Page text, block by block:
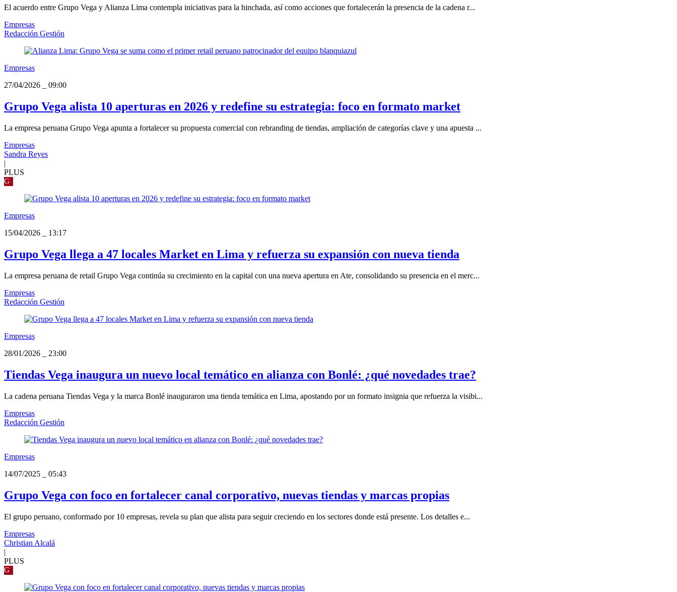
El acuerdo entre Grupo Vega y Alianza Lima contempla iniciativas para la hinchada, así como acciones que fortalecerán la presencia de la cadena r...
Empresas
Redacción Gestión
Empresas
27/04/2026
09:00
Grupo Vega alista 10 aperturas en 2026 y redefine su estrategia: foco en formato market
La empresa peruana Grupo Vega apunta a fortalecer su propuesta comercial con rebranding de tiendas, ampliación de categorías clave y una apuesta ...
Empresas
Sandra Reyes
|
PLUS
G
Empresas
15/04/2026
13:17
Grupo Vega llega a 47 locales Market en Lima y refuerza su expansión con nueva tienda
La empresa peruana de retail Grupo Vega continúa su crecimiento en la capital con una nueva apertura en Ate, consolidando su presencia en el merc...
Empresas
Redacción Gestión
Empresas
28/01/2026
23:00
Tiendas Vega inaugura un nuevo local temático en alianza con Bonlé: ¿qué novedades trae?
La cadena peruana Tiendas Vega y la marca Bonlé inauguraron una tienda temática en Lima, apostando por un formato insignia que refuerza la visibi...
Empresas
Redacción Gestión
Empresas
14/07/2025
05:43
Grupo Vega con foco en fortalecer canal corporativo, nuevas tiendas y marcas propias
El grupo peruano, conformado por 10 empresas, revela su plan que alista para seguir creciendo en los sectores donde está presente. Los detalles e...
Empresas
Christian Alcalá
|
PLUS
G